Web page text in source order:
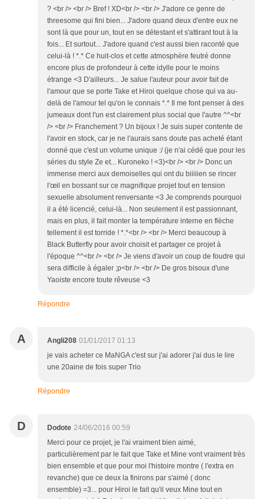
? <br /> <br /> Bref ! XD<br /> <br /> J'adore ce genre de
threesome qui fini bien... J'adore quand deux d'entre eux ne
sont là que pour un, tout en se détestant et s'attirant tout à la
fois... Et surtout... J'adore quand c'est aussi bien raconté que
celui-là ! *.* Ce huit-clos et cette atmosphère feutré donne
encore plus de profondeur à cette idylle pour le moins
étrange <3 D'ailleurs... Je salue l'auteur pour avoir fait de
l'amour que se porte Take et Hiroi quelque chose qui va au-
delà de l'amour tel qu'on le connais *.* Il me font penser à des
jumeaux dont l'un est clairement plus social que l'autre ^^<br
/> <br /> Franchement ? Un bijoux ! Je suis super contente de
l'avoir en stock, car je ne l'aurais sans doute pas acheté étant
donné que c'est un volume unique :/ (je n'ai cédé que pour les
séries du style Ze et... Kuroneko ! <3)<br /> <br /> Donc un
immense merci aux demoiselles qui ont du biiiiien se rincer
l'œil en bossant sur ce magnifique projet tout en tension
sexuelle absolument renversante <3 Je comprends pourquoi
il a été licencié, celui-là... Non seulement il est passionnant,
mais en plus, il fait monter la température interne en flèche
tellement il est torride ! *.*<br /> <br /> Merci beaucoup à
Black Butterfly pour avoir choisit et partager ce projet à
l'époque ^^<br /> <br /> Je viens d'avoir un coup de foudre qui
sera difficile à égaler ;p<br /> <br /> De gros bisoux d'une
Yaoiste encore toute rêveuse <3
Répondre
A Angli208 01/01/2017 01:13
je vais acheter ce MaNGA c'est sur j'ai adorer j'ai dus le lire
une 20aine de fois super Trio
Répondre
D Dodote 24/06/2016 00:59
Merci pour ce projet, je l'ai vraiment bien aimé,
particulièrement par le fait que Take et Mine vont vraiment très
bien ensemble et que pour moi l'histoire montre ( l'extra en
revanche) que ce deux la finirons par s'aimé ( donc
ensemble) =3... pour Hiroi le fait qu'il veux Mine tout en